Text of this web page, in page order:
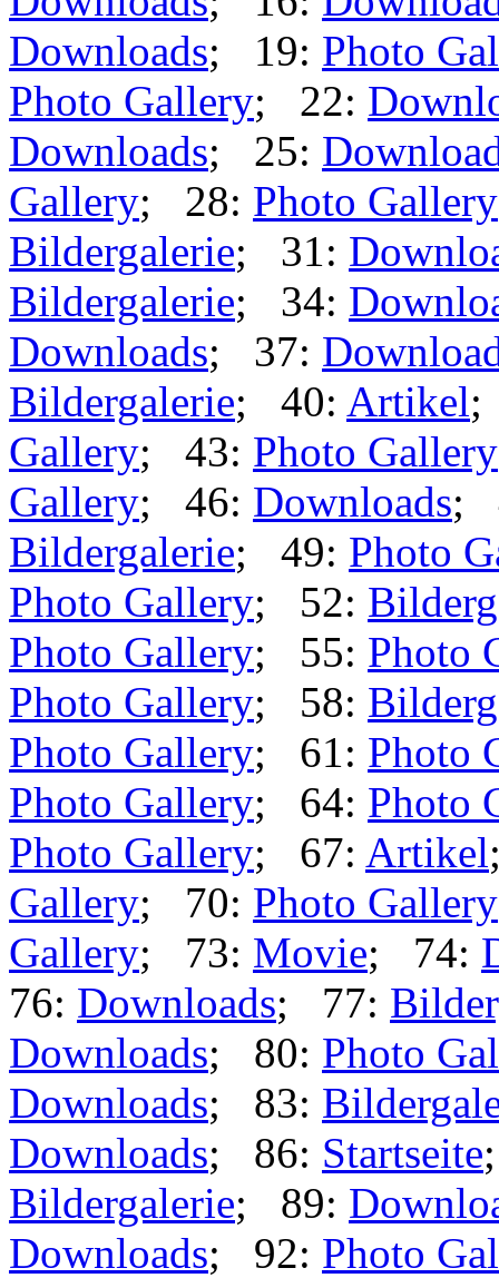
Downloads; 19: Photo
Photo Gallery; 22:
Downloads; 25:
Gallery; 28: Photo Gallery
Bildergalerie; 31:
Bildergalerie; 34:
Downloads; 37:
Bildergalerie; 40: Artikel;
Gallery; 43: Photo Gallery
Gallery; 46: Downloads;
Bildergalerie; 49: Photo
Photo Gallery; 52:
Photo Gallery; 55: Photo
Photo Gallery; 58:
Photo Gallery; 61: Photo
Photo Gallery; 64: Photo
Photo Gallery; 67: Artikel
Gallery; 70: Photo Gallery
Gallery; 73: Movie; 74:
76: Downloads; 77:
Downloads; 80: Photo
Downloads; 83:
Downloads; 86: Startseite
Bildergalerie; 89:
Downloads; 92: Photo